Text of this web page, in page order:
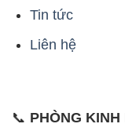
Tin tức
Liên hệ
📞 PHÒNG